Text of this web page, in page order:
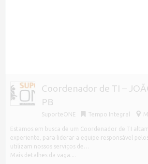
Coordenador de TI –
PB
SuporteONE Tempo Integral
Estamos em busca de um Coordenador de TI
experiente, para liderar a equipe responsável
utilizam nossos serviços de…
Mais detalhes da vaga....